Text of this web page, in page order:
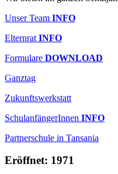
Unser Team INFO
Elternrat INFO
Formulare DOWNLOAD
Ganztag
Zukunftswerkstatt
SchulanfängerInnen INFO
Partnerschule in Tansania
Eröffnet: 1971